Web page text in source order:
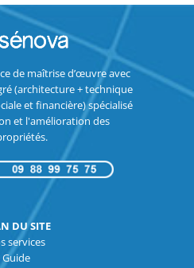
de maîtrise d’œuvre avec
(architecture + technique
et financière) spécialisé
et l'amélioration des
DU SITE
services
Guide